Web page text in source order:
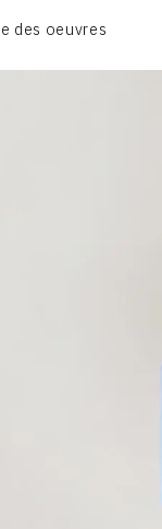
des oeuvres